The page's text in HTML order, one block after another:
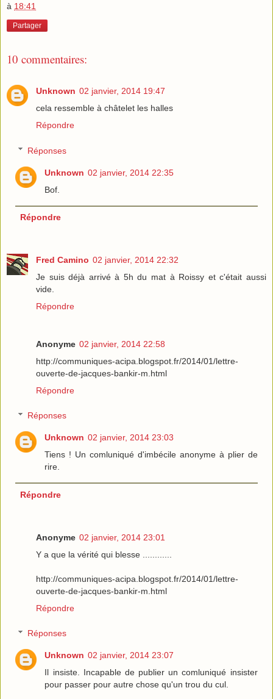
à 18:41
Partager
10 commentaires:
Unknown 02 janvier, 2014 19:47
cela ressemble à châtelet les halles
Répondre
Réponses
Unknown 02 janvier, 2014 22:35
Bof.
Répondre
Fred Camino 02 janvier, 2014 22:32
Je suis déjà arrivé à 5h du mat à Roissy et c'était aussi
vide.
Répondre
Anonyme 02 janvier, 2014 22:58
http://communiques-acipa.blogspot.fr/2014/01/lettre-
ouverte-de-jacques-bankir-m.html
Répondre
Réponses
Unknown 02 janvier, 2014 23:03
Tiens ! Un comluniqué d'imbécile anonyme à plier de
rire.
Répondre
Anonyme 02 janvier, 2014 23:01
Y a que la vérité qui blesse ............
http://communiques-acipa.blogspot.fr/2014/01/lettre-
ouverte-de-jacques-bankir-m.html
Répondre
Réponses
Unknown 02 janvier, 2014 23:07
Il insiste. Incapable de publier un comluniqué insister
pour passer pour autre chose qu'un trou du cul.